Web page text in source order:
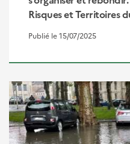
Risques et Territoires
Publié le 15/07/2025